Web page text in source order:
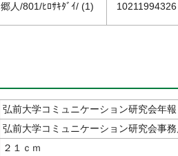
郷人/801/ﾋﾛｻｷﾀﾞｲ/ (1) 10211994326
弘前大学コミュニケーション研究会年報
弘前大学コミュニケーション研究会事
２１ｃｍ